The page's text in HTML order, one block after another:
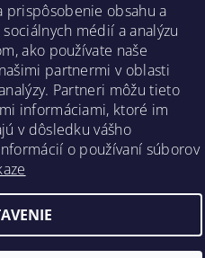
| Heureka.sk
práva vyhradené
Shoptet
prispôsobenie obsahu a
médií a analýzu
ako používate naše
partnermi v oblasti
Partneri môžu tieto
informáciami, ktoré im
v dôsledku vášho
o používaní súborov